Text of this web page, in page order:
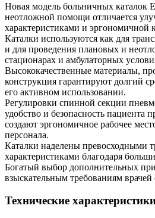
Новая модель больничных каталок
неотложной помощи отличается
характеристиками и эргономичной
Каталки используются как для
и для проведения плановых и
стационарах и амбулаторных
Высококачественные материалы,
конструкция гарантируют долгий
его активном использовании.
Регулировки спинной секции
удобство и безопасность пациента
создают эргономичное рабочее
персонала.
Каталки наделены превосходными
характеристиками благодаря
Богатый выбор дополнительных
взыскательным требованиям
Технические